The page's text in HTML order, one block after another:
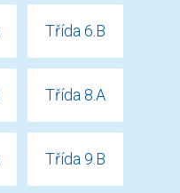
Třída 6.B
Třída 8.A
Třída 9.B